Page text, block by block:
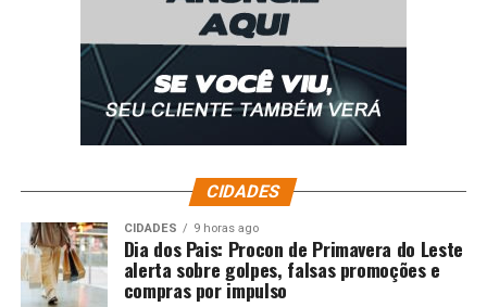
CIDADES
CIDADES 9 horas ago
Dia dos Pais: Procon de Primavera do Leste
alerta sobre golpes, falsas promoções e
compras por impulso